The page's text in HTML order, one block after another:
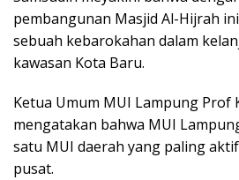
pembangunan Masjid Al-Hijrah
sebuah kebarokahan dalam
kawasan Kota Baru.
Ketua Umum MUI Lampung Prof
mengatakan bahwa MUI
satu MUI daerah yang paling
pusat.